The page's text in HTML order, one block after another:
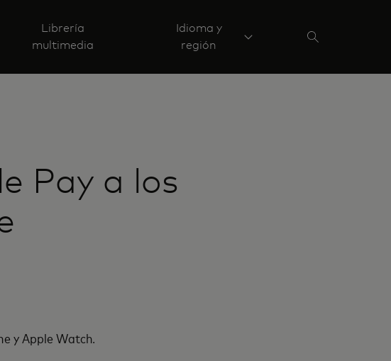
Librería
multimedia
Idioma y
región
Pay a los
y Apple Watch.